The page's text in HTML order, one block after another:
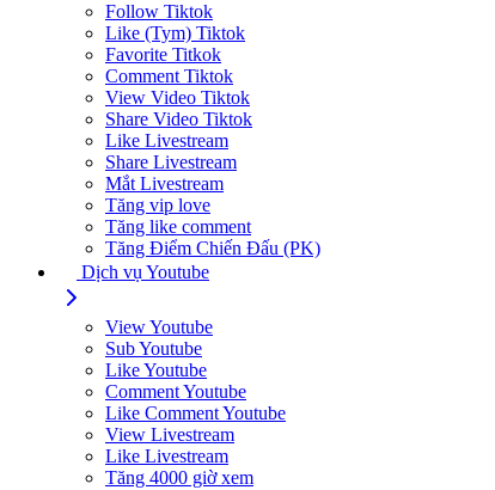
Follow Tiktok
Like (Tym) Tiktok
Favorite Titkok
Comment Tiktok
View Video Tiktok
Share Video Tiktok
Like Livestream
Share Livestream
Mắt Livestream
Tăng vip love
Tăng like comment
Tăng Điểm Chiến Đấu (PK)
Dịch vụ Youtube
View Youtube
Sub Youtube
Like Youtube
Comment Youtube
Like Comment Youtube
View Livestream
Like Livestream
Tăng 4000 giờ xem